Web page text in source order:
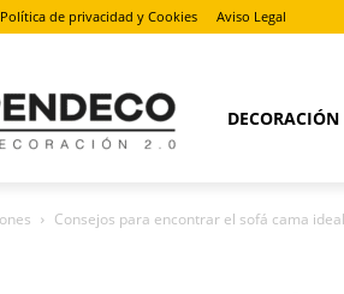
Política de privacidad y Cookies Aviso Legal
DECORACIÓN
Consejos para encontrar el sofá cama ideal